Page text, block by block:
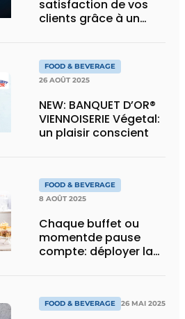
satisfaction de vos
clients grâce à un
FOOD & BEVERAGE
26 AOÛT 2025
NEW: BANQUET D’OR®
VIENNOISERIE Végetal:
un plaisir conscient
FOOD & BEVERAGE
8 AOÛT 2025
Chaque buffet ou
momentde pause
compte: déployer la
FOOD & BEVERAGE 26 MAI 2025